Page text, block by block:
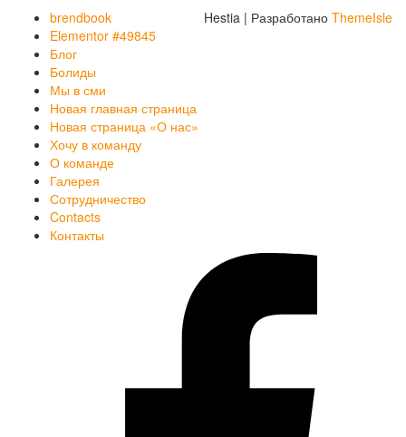
brendbook
Elementor #49845
Блог
Болиды
Мы в сми
Новая главная страница
Новая страница «О нас»
Хочу в команду
О команде
Галерея
Сотрудничество
Contacts
Контакты
Hestia | Разработано ThemeIsle